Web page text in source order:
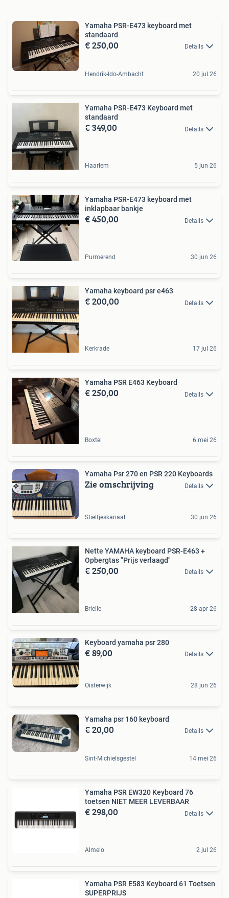
Yamaha PSR-E473 keyboard met
standaard
€ 250,00 Details
Hendrik-Ido-Ambacht 20 jul 26
Yamaha PSR-E473 Keyboard met
standaard
€ 349,00 Details
Haarlem 5 jun 26
Yamaha PSR-E473 keyboard met
inklapbaar bankje
€ 450,00 Details
Purmerend 30 jun 26
Yamaha keyboard psr e463
€ 200,00 Details
Kerkrade 17 jul 26
Yamaha PSR E463 Keyboard
€ 250,00 Details
Boxtel 6 mei 26
Yamaha Psr 270 en PSR 220 Keyboards
Zie omschrijving Details
Stieltjeskanaal 30 jun 26
Nette YAMAHA keyboard PSR-E463 +
Opbergtas "Prijs verlaagd"
€ 250,00 Details
Brielle 28 apr 26
Keyboard yamaha psr 280
€ 89,00 Details
Oisterwijk 28 jun 26
Yamaha psr 160 keyboard
€ 20,00 Details
Sint-Michielsgestel 14 mei 26
Yamaha PSR EW320 Keyboard 76
toetsen NIET MEER LEVERBAAR
€ 298,00 Details
Almelo 2 jul 26
Yamaha PSR E583 Keyboard 61 Toetsen
SUPERPRIJS